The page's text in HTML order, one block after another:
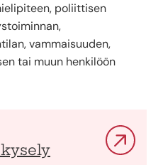
poliittisen
vammaisuuden,
tai muun henkilöön